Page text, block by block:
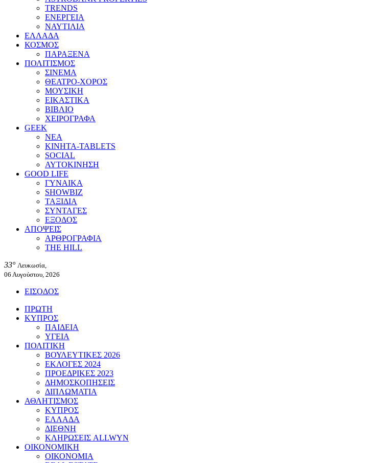
TRENDS
ΕΝΕΡΓΕΙΑ
ΝΑΥΤΙΛΙΑ
ΕΛΛΑΔΑ
ΚΟΣΜΟΣ
ΠΑΡΑΞΕΝΑ
ΠΟΛΙΤΙΣΜΟΣ
ΣΙΝΕΜΑ
ΘΕΑΤΡΟ-ΧΟΡΟΣ
ΜΟΥΣΙΚΗ
ΕΙΚΑΣΤΙΚΑ
ΒΙΒΛΙΟ
ΧΕΙΡΟΓΡΑΦΑ
GEEK
ΝΕΑ
ΚΙΝΗΤΑ-TABLETS
SOCIAL
ΑΥΤΟΚΙΝΗΣΗ
GOOD LIFE
ΓΥΝΑΙΚΑ
SHOWBIZ
ΤΑΞΙΔΙΑ
ΣΥΝΤΑΓΕΣ
ΕΞΟΔΟΣ
ΑΠΟΨΕΙΣ
ΑΡΘΡΟΓΡΑΦΙΑ
THE HILL
33° Λευκωσία,
06 Αυγούστου, 2026
ΕΙΣΟΔΟΣ
ΠΡΩΤΗ
ΚΥΠΡΟΣ
ΠΑΙΔΕΙΑ
ΥΓΕΙΑ
ΠΟΛΙΤΙΚΗ
ΒΟΥΛΕΥΤΙΚΕΣ 2026
ΕΚΛΟΓΕΣ 2024
ΠΡΟΕΔΡΙΚΕΣ 2023
ΔΗΜΟΣΚΟΠΗΣΕΙΣ
ΔΙΠΛΩΜΑΤΙΑ
ΑΘΛΗΤΙΣΜΟΣ
ΚΥΠΡΟΣ
ΕΛΛΑΔΑ
ΔΙΕΘΝΗ
ΚΛΗΡΩΣΕΙΣ ALLWYN
ΟΙΚΟΝΟΜΙΚΗ
ΟΙΚΟΝΟΜΙΑ